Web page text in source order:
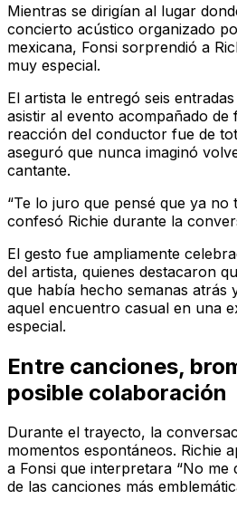
Mientras se dirigían al lugar
concierto acústico organizado
mexicana, Fonsi sorprendió a
muy especial.
El artista le entregó seis
asistir al evento acompañado de
reacción del conductor fue de
aseguró que nunca imaginó
cantante.
“Te lo juro que pensé que ya no
confesó Richie durante la
El gesto fue ampliamente
del artista, quienes destacaron
que había hecho semanas atrás
aquel encuentro casual en una
especial.
Entre canciones,
posible colaboración
Durante el trayecto, la
momentos espontáneos. Richie
a Fonsi que interpretara “No me
de las canciones más